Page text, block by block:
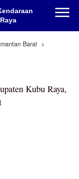
Barat
Kubu Raya,